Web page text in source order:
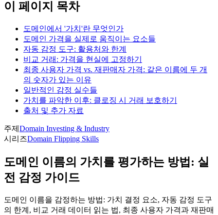
이 페이지 목차
도메인에서 '가치'란 무엇인가
도메인 가격을 실제로 움직이는 요소들
자동 감정 도구: 활용처와 한계
비교 거래: 가격을 현실에 고정하기
최종 사용자 가격 vs. 재판매자 가격: 같은 이름에 두 개
의 숫자가 있는 이유
일반적인 감정 실수들
가치를 파악한 이후: 클로징 시 거래 보호하기
출처 및 추가 자료
주제 Domain Investing & Industry
시리즈Domain Flipping Skills
도메인 이름의 가치를 평가하는 방법: 실
전 감정 가이드
도메인 이름을 감정하는 방법: 가치 결정 요소, 자동 감정 도구
의 한계, 비교 거래 데이터 읽는 법, 최종 사용자 가격과 재판매